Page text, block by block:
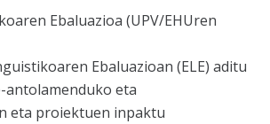
Ebaluazioa (UPV/EHUren
Ebaluazioan (ELE) aditu
eta
eta proiektuen inpaktu